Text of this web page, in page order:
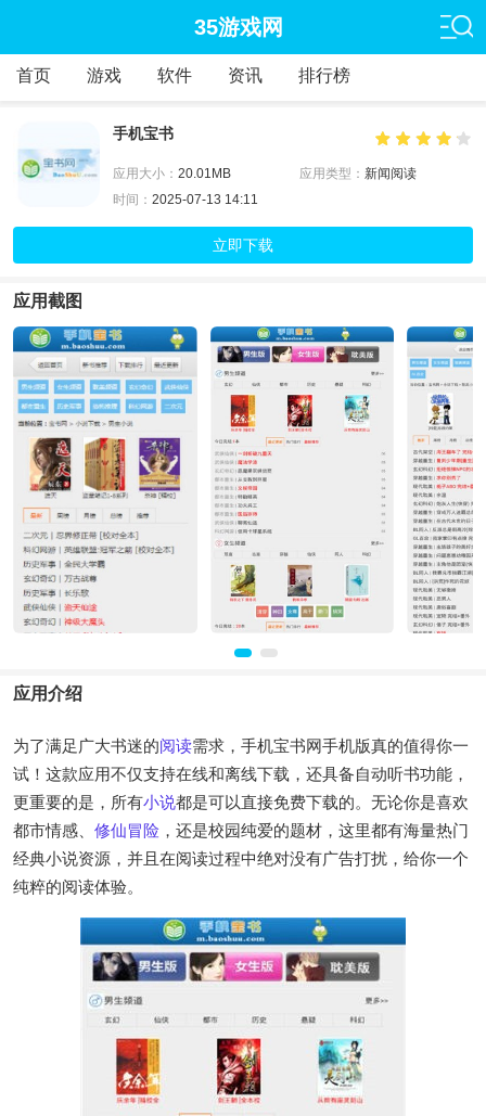
35游戏网
首页 游戏 软件 资讯 排行榜
手机宝书
应用大小： 20.01MB 应用类型： 新闻阅读
时间： 2025-07-13 14:11
立即下载
应用截图
应用介绍
为了满足广大书迷的阅读需求，手机宝书网手机版真的值得你一
试！这款应用不仅支持在线和离线下载，还具备自动听书功能，
更重要的是，所有小说都是可以直接免费下载的。无论你是喜欢
都市情感、 修仙冒险 ，还是校园纯爱的题材，这里都有海量热门
经典小说资源，并且在阅读过程中绝对没有广告打扰，给你一个
纯粹的阅读体验。